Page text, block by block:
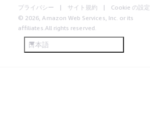
プライバシー サイト規約
Cookie の設定
© 2026, Amazon Web Services, Inc. or its
affiliates.All rights reserved.
日本語